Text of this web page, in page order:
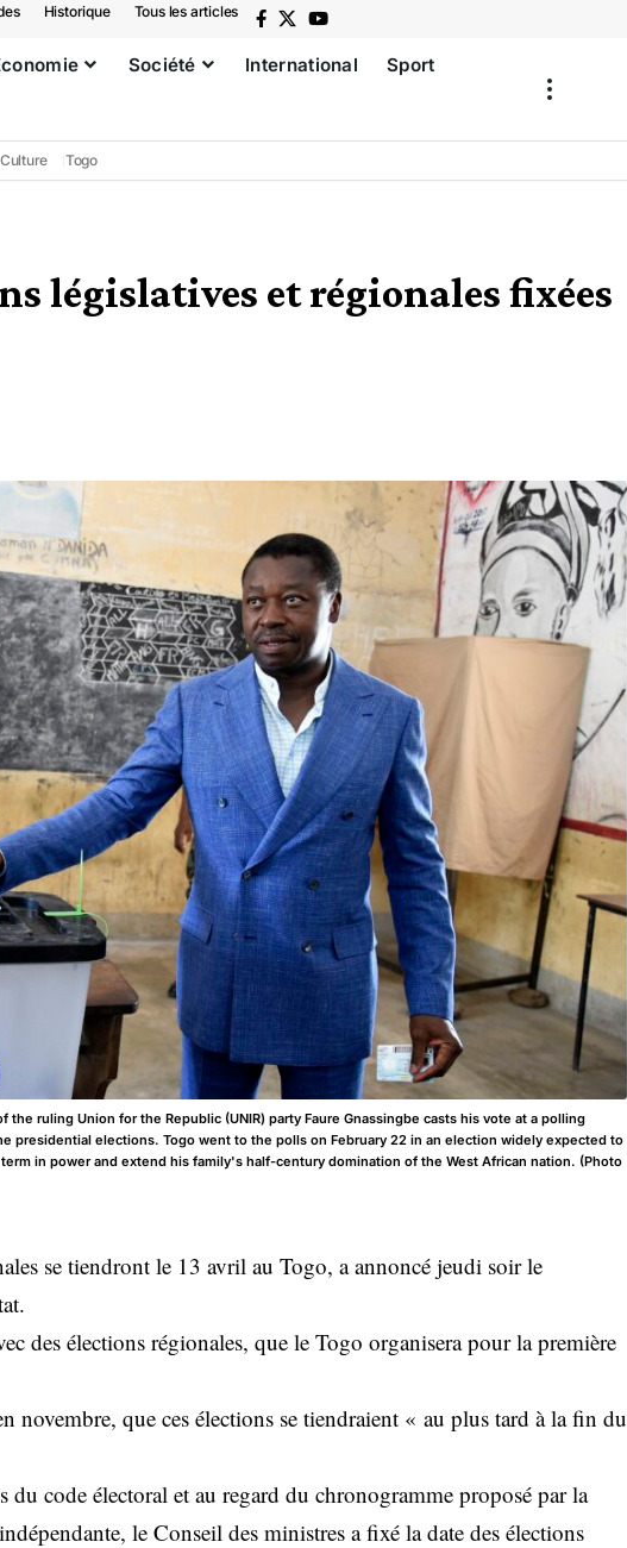
Historique Tous les articles
Société International Sport
Culture Togo
législatives et régionales fixées
the ruling Union for the Republic (UNIR) party Faure Gnassingbe casts his vote at a polling
presidential elections. Togo went to the polls on February 22 in an election widely expected to
in power and extend his family's half-century domination of the West African nation. (Photo
se tiendront le 13 avril au Togo, a annoncé jeudi soir le
des élections régionales, que le Togo organisera pour la première
novembre, que ces élections se tiendraient « au plus tard à la fin du
code électoral et au regard du chronogramme proposé par la
le Conseil des ministres a fixé la date des élections